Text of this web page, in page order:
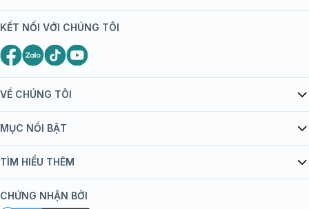
VỀ CHÚNG TÔI
Giới thiệu Tiêm Chủng FPT Long Châu
bán hàng
Chính sách nội dung
MỤC NỔI BẬT
Danh mục vắc xin
TÌM HIỂU THÊM
Khuyến mãi
CHỨNG NHẬN BỞI
KẾT NỐI VỚI CHÚNG TÔI